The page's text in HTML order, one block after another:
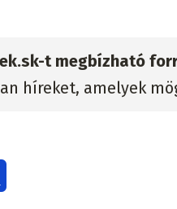
t megbízható
híreket, amelyek